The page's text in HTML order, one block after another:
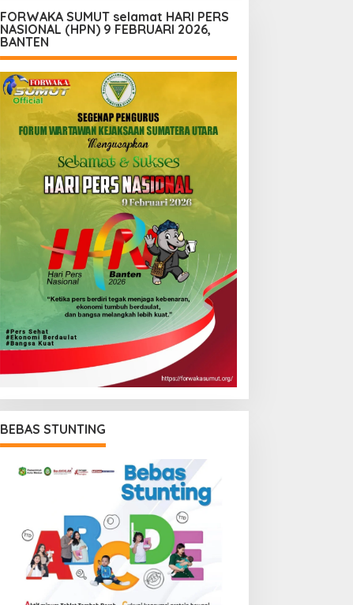
FORWAKA SUMUT selamat HARI PERS
NASIONAL (HPN) 9 FEBRUARI 2026,
BANTEN
BEBAS STUNTING